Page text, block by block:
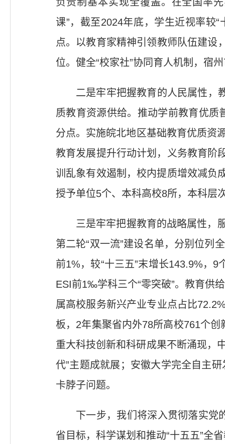
课”，截至2024年底，学生近视率较
点。以教育家精神引领教师队伍建设
位。健全“校家社”协同育人机制，宿
二是牢牢把握教育的人民属性，
质教育资源供给。推动学前教育优质
分点。实施皖北地区基础教育优质资
教育发展提升行动计划，义务教育阶
训乱象有效遏制，校内提质增效减负
授予单位5个、本科高校8所，本科层
三是牢牢把握教育的战略属性，
第二轮“双一流”建设名单，分别位列
前1%，较“十三五”末增长143.9%
ESI前1‰学科三个“零突破”。教育供
属高校服务新兴产业专业点占比
板，2年集聚省内外78所高校761个
重大科技创新和科研成果不断涌现，
代”主题成就展；安徽大学完全自主
卡脖子问题。
下一步，我们将深入贯彻落实党
省目标，科学谋划和推动“十五五”全